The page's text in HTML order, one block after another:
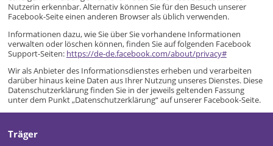
Nutzerin erkennbar. Alternativ können Sie für den Besuch unserer
Facebook-Seite einen anderen Browser als üblich verwenden.
Informationen dazu, wie Sie über Sie vorhandene Informationen
verwalten oder löschen können, finden Sie auf folgenden Facebook
Support-Seiten: https://de-de.facebook.com/about/privacy#
Wir als Anbieter des Informationsdienstes erheben und verarbeiten
darüber hinaus keine Daten aus Ihrer Nutzung unseres Dienstes. Diese
Datenschutzerklärung finden Sie in der jeweils geltenden Fassung
unter dem Punkt „Datenschutzerklärung“ auf unserer Facebook-Seite.
Träger